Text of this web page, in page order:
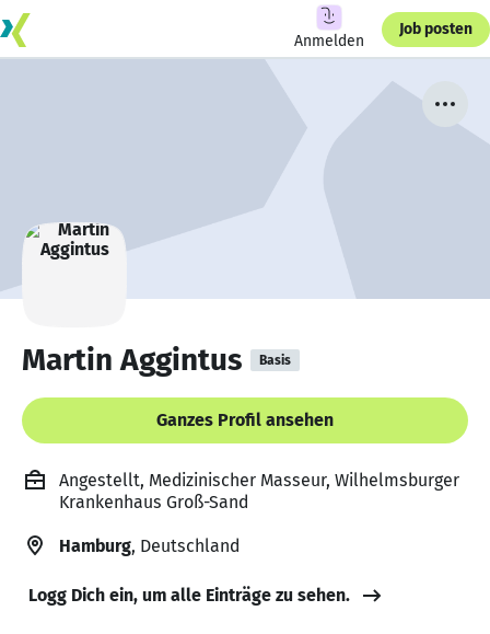
Anmelden
Job posten
Martin Aggintus Basis
Ganzes Profil ansehen
Angestellt, Medizinischer Masseur, Wilhelmsburger
Krankenhaus Groß-Sand
Hamburg, Deutschland
Logg Dich ein, um alle Einträge zu sehen.